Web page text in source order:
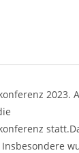
2023.